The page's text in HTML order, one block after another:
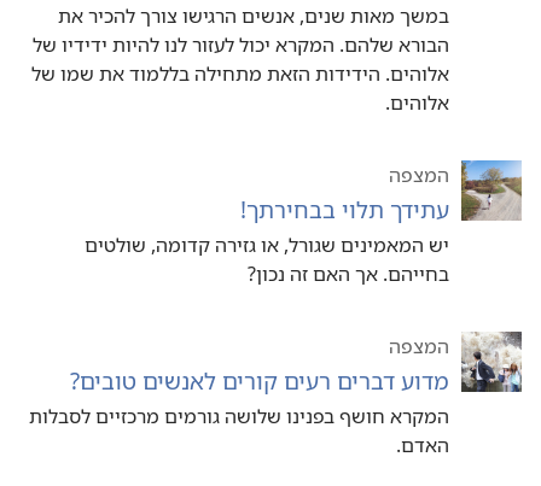
במשך מאות שנים,‏ אנשים הרגישו צורך להכיר את
הבורא שלהם.‏ המקרא יכול לעזור לנו להיות ידידיו של
אלוהים.‏ הידידות הזאת מתחילה בללמוד את שמו של
אלוהים.‏
המצפה
עתידך תלוי בבחירתך!‏
יש המאמינים שגורל,‏ או גזירה קדומה,‏ שולטים
בחייהם.‏ אך האם זה נכון?‏
המצפה
מדוע דברים רעים קורים לאנשים טובים?‏
המקרא חושף בפנינו שלושה גורמים מרכזיים לסבלות
האדם.‏